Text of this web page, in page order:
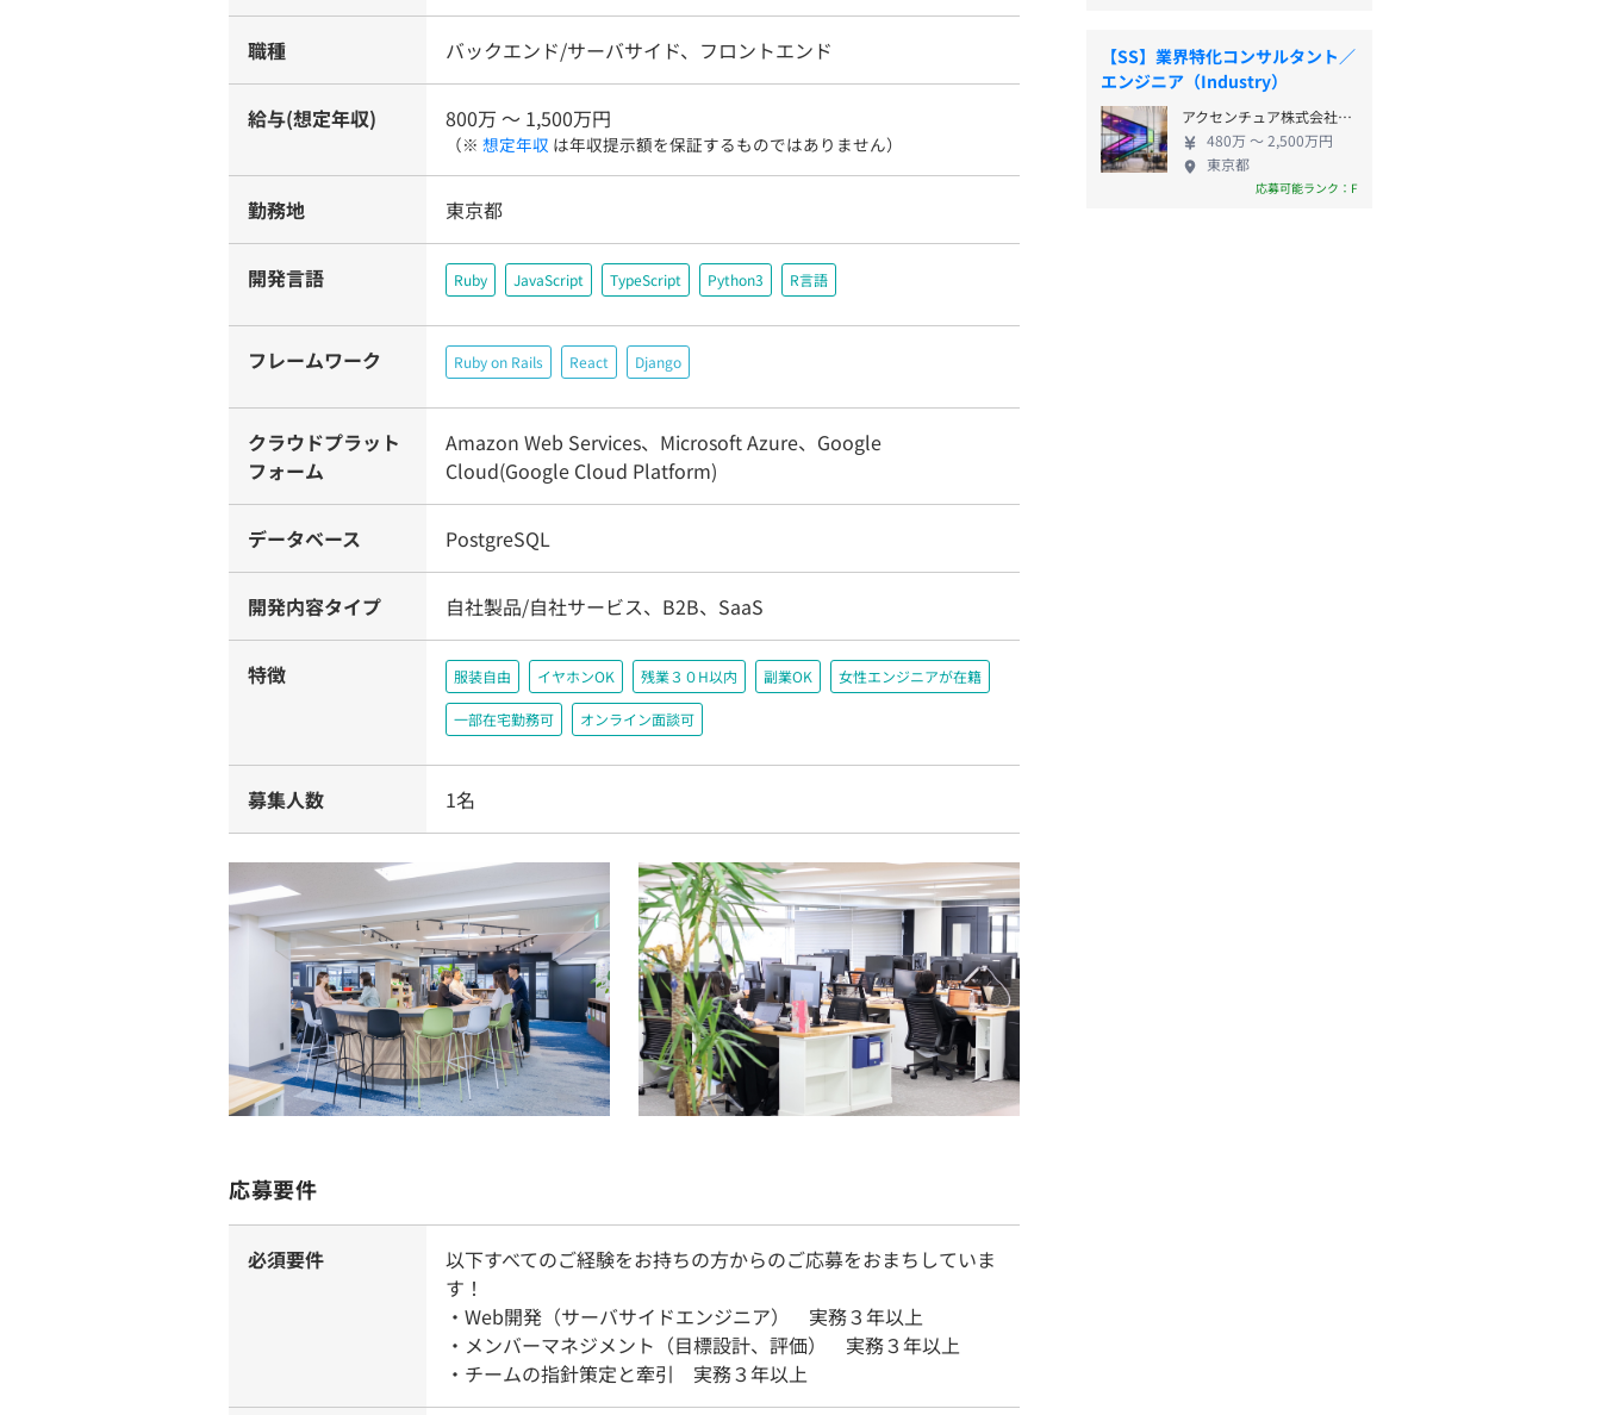
職種 バックエンド/サーバサイド、フロントエンド
給与(想定年収) 800万 〜 1,500万円
（※ 想定年収 は年収提示額を保証するものではありません）
勤務地 東京都
開発言語 Ruby JavaScript TypeScript Python3 R言語
フレームワーク Ruby on Rails React Django
クラウドプラット
フォーム
Amazon Web Services、Microsoft Azure、Google
Cloud(Google Cloud Platform)
データベース PostgreSQL
開発内容タイプ 自社製品/自社サービス、B2B、SaaS
特徴 服装自由 イヤホンOK 残業３０H以内 副業OK 女性エンジニアが在籍
一部在宅勤務可 オンライン面談可
募集人数 1名
応募要件
必須要件
以下すべてのご経験をお持ちの方からのご応募をおまちしていま
す！
・Web開発（サーバサイドエンジニア） 実務３年以上
・メンバーマネジメント（目標設計、評価） 実務３年以上
・チームの指針策定と牽引 実務３年以上
【SS】業界特化コンサルタント／
エンジニア（Industry）
アクセンチュア株式会社（中途採用）
480万 〜 2,500万円
東京都
応募可能ランク：F